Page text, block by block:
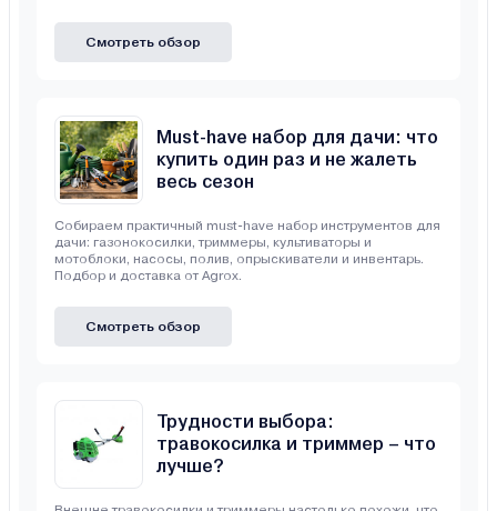
Смотреть обзор
Must-have набор для дачи: что
купить один раз и не жалеть
весь сезон
Собираем практичный must-have набор инструментов для
дачи: газонокосилки, триммеры, культиваторы и
мотоблоки, насосы, полив, опрыскиватели и инвентарь.
Подбор и доставка от Agrox.
Смотреть обзор
Трудности выбора:
травокосилка и триммер – что
лучше?